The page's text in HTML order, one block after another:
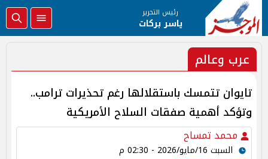
رئيس التحرير
ياسر بركات
عرب وعالم
تايوان تتمسك باستقلالها رغم تحذيرات ترامب..
وتؤكد أهمية صفقات السلاح الأمريكية
محمد تمساح
السبت 16/مايو/2026 - 02:30 م